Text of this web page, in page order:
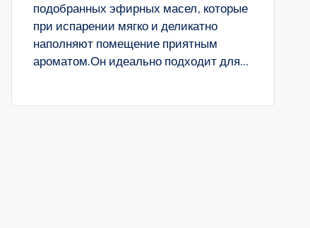
подобранных эфирных масел, которые
при испарении мягко и деликатно
наполняют помещение приятным
ароматом.Он идеально подходит для...